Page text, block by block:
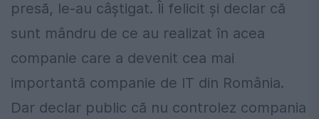
presă, le-au câștigat. Îi felicit și declar că
sunt mândru de ce au realizat în acea
companie care a devenit cea mai
importantă companie de IT din România.
Dar declar public că nu controlez compania